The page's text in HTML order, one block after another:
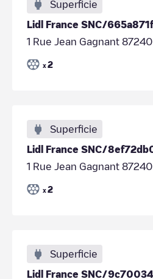
Superficie
1 Rue Jean Gagnant 87240
x 2
Superficie
1 Rue Jean Gagnant 87240
x 2
Superficie